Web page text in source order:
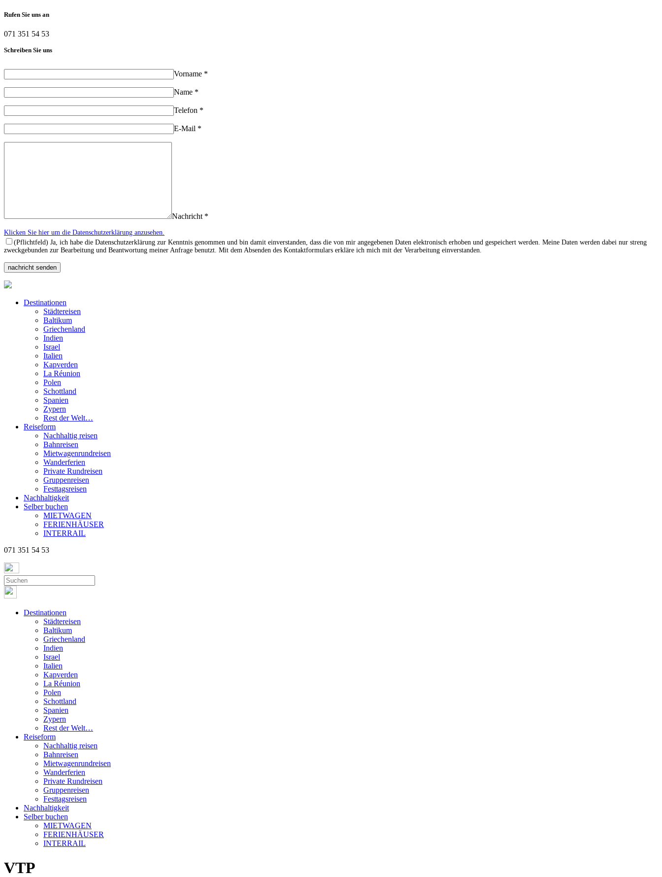
Rufen Sie uns an
071 351 54 53
Schreiben Sie uns
Vorname *
Name *
Telefon *
E-Mail *
Nachricht *
Klicken Sie hier um die Datenschutzerklärung anzusehen.
(Pflichtfeld) Ja, ich habe die Datenschutzerklärung zur Kenntnis genommen und bin damit einverstanden, dass die von mir angegebenen Daten elektronisch erhoben und gespeichert werden. Meine Daten werden dabei nur streng
zweckgebunden zur Bearbeitung und Beantwortung meiner Anfrage benutzt. Mit dem Absenden des Kontaktformulars erkläre ich mich mit der Verarbeitung einverstanden.
Destinationen
Städtereisen
Baltikum
Griechenland
Indien
Israel
Italien
Kapverden
La Réunion
Polen
Schottland
Spanien
Zypern
Rest der Welt…
Reiseform
Nachhaltig reisen
Bahnreisen
Mietwagenrundreisen
Wanderferien
Private Rundreisen
Gruppenreisen
Festtagsreisen
Nachhaltigkeit
Selber buchen
MIETWAGEN
FERIENHÄUSER
INTERRAIL
071 351 54 53
Destinationen
Städtereisen
Baltikum
Griechenland
Indien
Israel
Italien
Kapverden
La Réunion
Polen
Schottland
Spanien
Zypern
Rest der Welt…
Reiseform
Nachhaltig reisen
Bahnreisen
Mietwagenrundreisen
Wanderferien
Private Rundreisen
Gruppenreisen
Festtagsreisen
Nachhaltigkeit
Selber buchen
MIETWAGEN
FERIENHÄUSER
INTERRAIL
VTP